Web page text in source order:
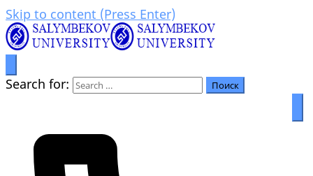
Skip to content (Press Enter)
Салымбеков университет
Билим аркылуу өркүндөө
Search for: